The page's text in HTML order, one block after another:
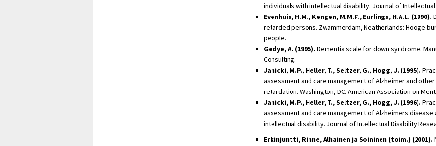
individuals with intellectual disability. Journal of Intellectual
Evenhuis, H.M., Kengen, M.M.F., Eurlings, H.A.L. (1990).
retarded persons. Zwammerdam, Neatherlands: Hooge
people.
Gedye, A. (1995). Dementia scale for down syndrome.
Consulting.
Janicki, M.P., Heller, T., Seltzer, G., Hogg, J. (1995).
assessment and care management of Alzheimer and
retardation. Washington, DC: American Association on
Janicki, M.P., Heller, T., Seltzer, G., Hogg, J. (1996).
assessment and care management of Alzheimers
intellectual disability. Journal of Intellectual Disability
Erkinjuntti, Rinne, Alhainen ja Soininen (toim.) (2001).